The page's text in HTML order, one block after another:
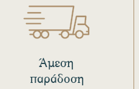
Άμεση
παράδοση